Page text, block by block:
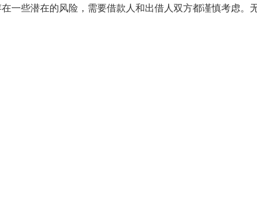
一些潜在的风险，需要借款人和出借人双方都谨慎考虑。